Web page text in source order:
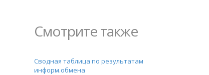
Смотрите также
Сводная таблица по результатам
информ.обмена